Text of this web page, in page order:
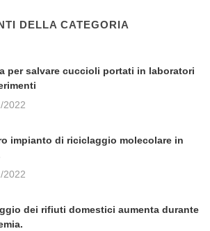
DELLA CATEGORIA
per salvare cuccioli portati in laboratori
2022
impianto di riciclaggio molecolare in
2022
dei rifiuti domestici aumenta durante